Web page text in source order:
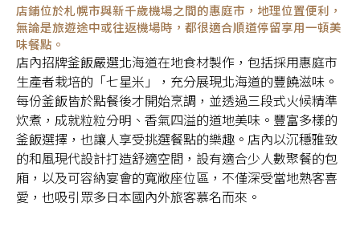
店鋪位於札幌市與新千歲機場之間的惠庭市，地理位置便利，
無論是旅遊途中或往返機場時，都很適合順道停留享用一頓美
味餐點。
店內招牌釜飯嚴選北海道在地食材製作，包括採用惠庭市
生產者栽培的「七星米」，充分展現北海道的豐饒滋味。
每份釜飯皆於點餐後才開始烹調，並透過三段式火候精準
炊煮，成就粒粒分明、香氣四溢的道地美味。豐富多樣的
釜飯選擇，也讓人享受挑選餐點的樂趣。店內以沉穩雅致
的和風現代設計打造舒適空間，設有適合少人數聚餐的包
廂，以及可容納宴會的寬敞座位區，不僅深受當地熟客喜
愛，也吸引眾多日本國內外旅客慕名而來。